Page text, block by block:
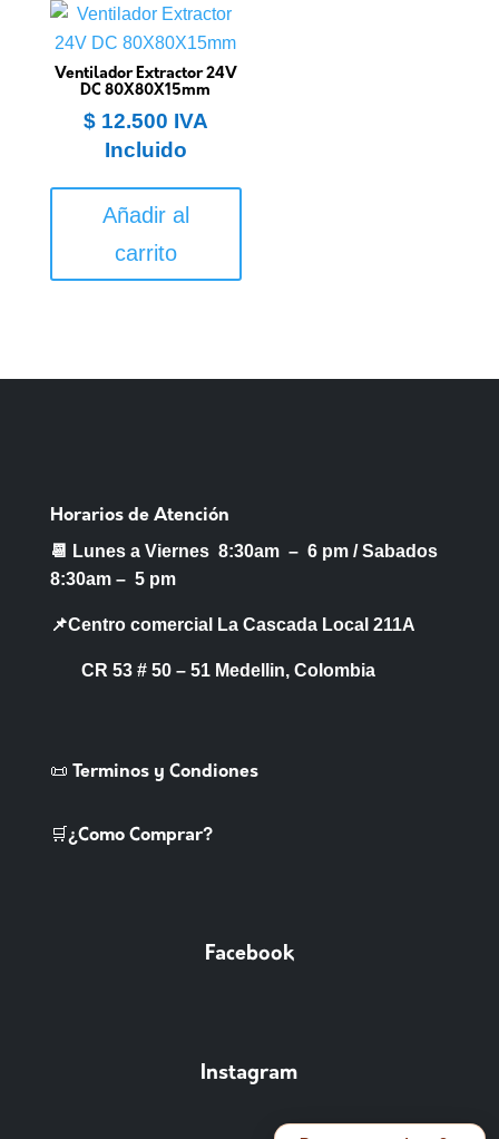
Ventilador Extractor 24V
DC 80X80X15mm
$12.500 IVA
Incluido
Añadir al
carrito
Horarios de Atención
📆 Lunes a Viernes 8:30am – 6 pm /Sabados
8:30am – 5 pm
📌Centro comercial La Cascada Local 211A
CR 53 # 50 – 51 Medellin, Colombia
📜 Terminos y Condiones
🛒¿Como Comprar?
Facebook
Instagram